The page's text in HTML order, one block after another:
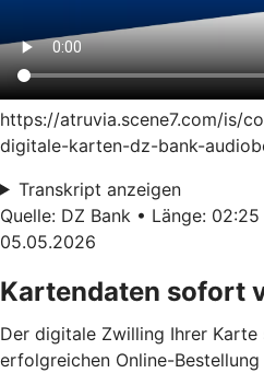
https://atruvia.scene7.com/is/
digitale-karten-dz-bank-
Transkript anzeigen
Quelle: DZ Bank • Länge:
05.05.2026
Kartendaten sofort
Der digitale Zwilling Ihrer
erfolgreichen Online-